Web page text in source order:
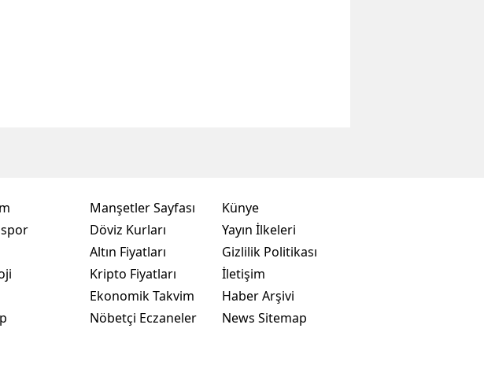
Manşetler Sayfası
Döviz Kurları
Altın Fiyatları
Kripto Fiyatları
Ekonomik Takvim
Nöbetçi Eczaneler
Künye
Yayın İlkeleri
Gizlilik Politikası
İletişim
Haber Arşivi
News Sitemap